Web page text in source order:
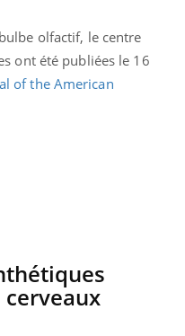
olfactif, le centre
ont été publiées le 16
of the American